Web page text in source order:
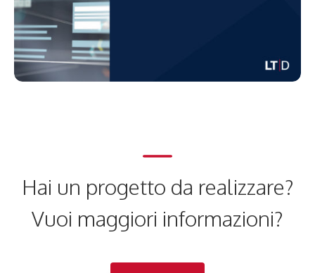
Hai un progetto da realizzare?
Vuoi maggiori informazioni?